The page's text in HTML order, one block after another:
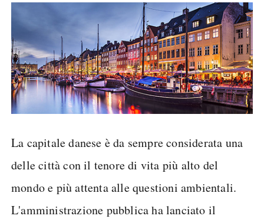
La capitale danese è da sempre considerata una
delle città con il tenore di vita più alto del
mondo e più attenta alle questioni ambientali.
L'amministrazione pubblica ha lanciato il